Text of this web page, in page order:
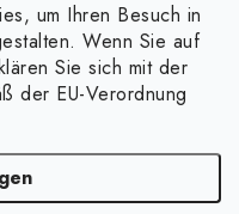
um Ihren Besuch in
Wenn Sie auf
Sie sich mit der
der EU-Verordnung